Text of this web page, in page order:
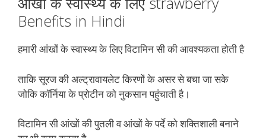
Benefits in Hindi
हमारी आंखों के स्वास्थ्य के लिए विटामिन सी की आवश्यकता होती है
ताकि सूरज की अल्ट्रावायलेट किरणों के असर से बचा जा सके
जोकि कॉर्निया के प्रोटीन को नुकसान पहुंचाती है।
विटामिन सी आंखों की पुतली व आंखों के पर्दे को शक्तिशाली बनाने